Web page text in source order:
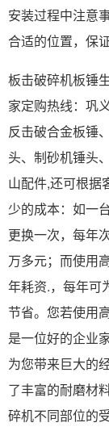
安装过程中注意
合适的位置，保
板击破碎机板锤
家定购热线：巩
反击破合金板锤
头、制砂机锤头
山配件,还可根据
少的成本：如一
更换一次，每年
万多元；而使用
年耗资.，每年可
节省。您若使用
是一位好的企业
为您带来巨大的
了丰富的耐磨材
碎机不同部位的